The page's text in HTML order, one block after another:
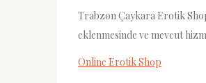
Trabzon Çaykara Erotik
eklenmesinde ve mevcut
Online Erotik Shop